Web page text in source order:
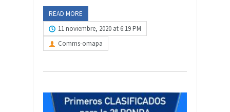
READ MORE
11 noviembre, 2020 at 6:19 PM
Comms-omapa